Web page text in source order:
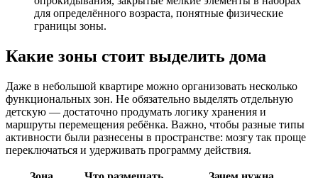
для определённого возраста, понятные физические
границы зоны.
Какие зоны стоит выделить дома
Даже в небольшой квартире можно организовать несколько
функциональных зон. Не обязательно выделять отдельную
детскую — достаточно продумать логику хранения и
маршруты перемещения ребёнка. Важно, чтобы разные типы
активности были разнесены в пространстве: мозгу так проще
переключаться и удерживать программу действия.